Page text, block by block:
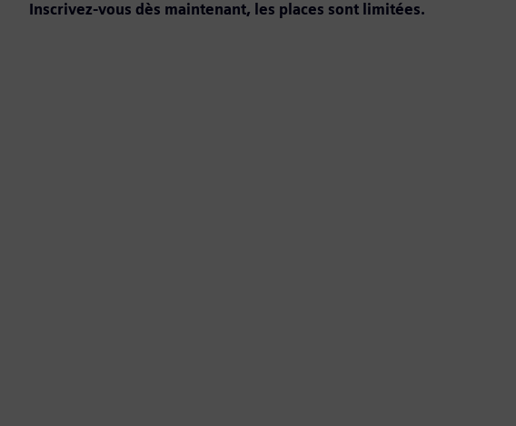
Inscrivez-vous dès maintenant, les places sont limitées.